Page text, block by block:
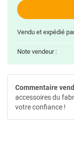
Vendu et expédié
Note vendeur :
Commentaire
accessoires du
votre confiance !